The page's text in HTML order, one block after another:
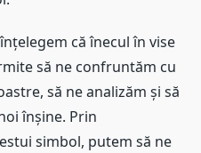
că înecul în vise
să ne confruntăm cu
să ne analizăm și să
înșine. Prin
simbol, putem să ne